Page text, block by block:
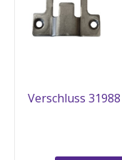
Verschluss